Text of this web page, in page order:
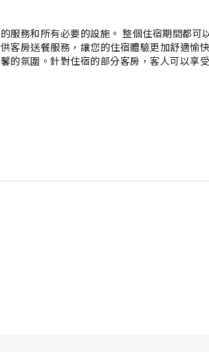
服務和所有必要的設施。 整個住宿期間都
客房送餐服務，讓您的住宿體驗更加舒適愉
的氛圍。針對住宿的部分客房，客人可以享